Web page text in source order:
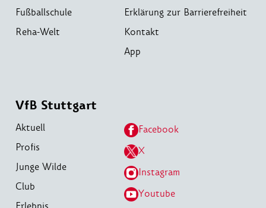
Fußballschule
Reha-Welt
Erklärung zur Barrierefreiheit
Kontakt
App
VfB Stuttgart
Aktuell
Profis
Junge Wilde
Club
Facebook
X
Instagram
Youtube